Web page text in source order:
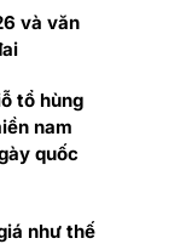
và văn
tổ hùng
nam
quốc
như thế